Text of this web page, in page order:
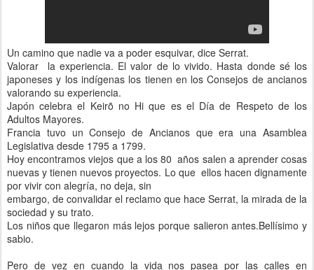
Un camino que nadie va a poder esquivar, dice Serrat.
Valorar la experiencia. El valor de lo vivido. Hasta donde sé los
japoneses y los indígenas los tienen en los Consejos de ancianos
valorando su experiencia.
Japón celebra el Keirõ no Hi que es el Día de Respeto de los
Adultos Mayores.
Francia tuvo un Consejo de Ancianos que era una Asamblea
Legislativa desde 1795 a 1799.
Hoy encontramos viejos que a los 80 años salen a aprender cosas
nuevas y tienen nuevos proyectos. Lo que ellos hacen dignamente
por vivir con alegría, no deja, sin
embargo, de convalidar el reclamo que hace Serrat, la mirada de la
sociedad y su trato.
Los niños que llegaron más lejos porque salieron antes.Bellísimo y
sabio.
Pero de vez en cuando la vida nos pasea por las calles en